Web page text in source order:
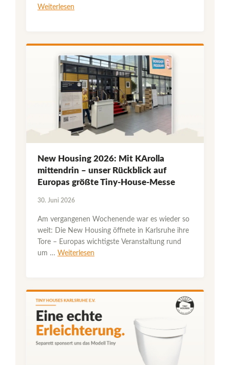
Weiterlesen
New Housing 2026: Mit KArolla
mittendrin – unser Rückblick auf
Europas größte Tiny-House-Messe
30. Juni 2026
Am vergangenen Wochenende war es wieder so
weit: Die New Housing öffnete in Karlsruhe ihre
Tore – Europas wichtigste Veranstaltung rund
um … Weiterlesen